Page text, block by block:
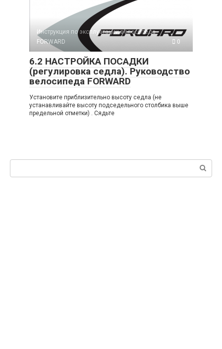
Инструкция по эксплуатации велосипеда
FORWARD
0
6.2 НАСТРОЙКА ПОСАДКИ
(регулировка седла). Руководство
велосипеда FORWARD
Установите приблизительно высоту седла (не
устанавливайте высоту подседельного столбика выше
предельной отметки) . Сядьте